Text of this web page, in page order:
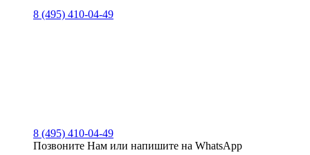
8 (495) 410-04-49
8 (495) 410-04-49
Позвоните Нам или напишите на WhatsApp